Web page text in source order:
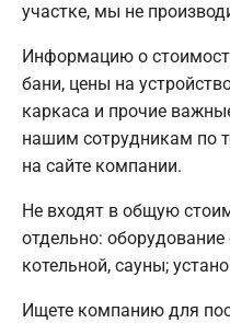
участке, мы не
Информацию о
бани, цены на
каркаса и прочие
нашим сотрудникам по
на сайте компании.
Не входят в общую
отдельно: оборудование
котельной, сауны;
Ищете компанию для